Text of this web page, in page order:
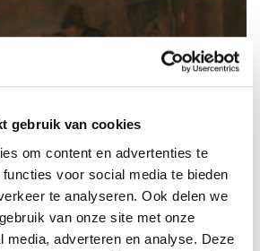
gebruik van cookies
om content en advertenties te
voor social media te bieden
te analyseren. Ook delen we
van onze site met onze
media, adverteren en analyse. Deze
eeuwen geleden een woeste
genoeg meer bewonderd dan
Thijs was namelijk een rover met
maar het hart op de juiste plaats. Hij
aan de armen, als een ware Robin